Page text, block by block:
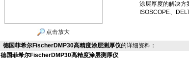
点击放大
涂层厚度的解决方
ISOSCOPE、
德国菲希尔FischerDMP30高精度涂层测厚仪的详细资料：
德国菲希尔FischerDMP30高精度涂层测厚仪